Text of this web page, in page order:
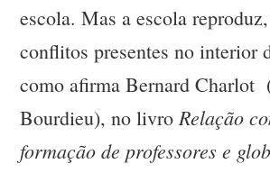
escola. Mas a escola
conflitos presentes no interior
como afirma Bernard Charlot
Bourdieu), no livroRelação
formação de professores e